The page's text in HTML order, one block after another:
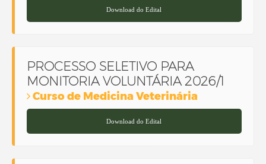
Download do Edital
PROCESSO SELETIVO PARA
MONITORIA VOLUNTÁRIA 2026/1
Curso de Medicina Veterinária
Download do Edital